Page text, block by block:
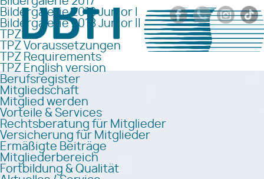
Bildergalerie 2018 Junior I
Bildergalerie 2018 Junior II
TPZ
TPZ Voraussetzungen
TPZ Requirements
TPZ English version
Berufsregister
Mitgliedschaft
Mitglied werden
Vorteile & Services
Rechtsberatung für Mitglieder
Versicherung für Mitglieder
Ermäßigte Beiträge
Mitgliederbereich
Fortbildung & Qualität